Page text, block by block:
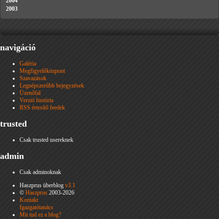
2003
navigáció
Galéria
Megfigyelőközpont
Szavazások
Legnépszerűbb bejegyzések
Üzenőfal
Verzió história
RSS értesítő feedek
trusted
Csak trusted usereknek
admin
Csak adminoknak
Haszprus überblog v3.1
© Haszprus 2003-2026
Kontakt
Igazgatótanács
Mit tud ez a blog?